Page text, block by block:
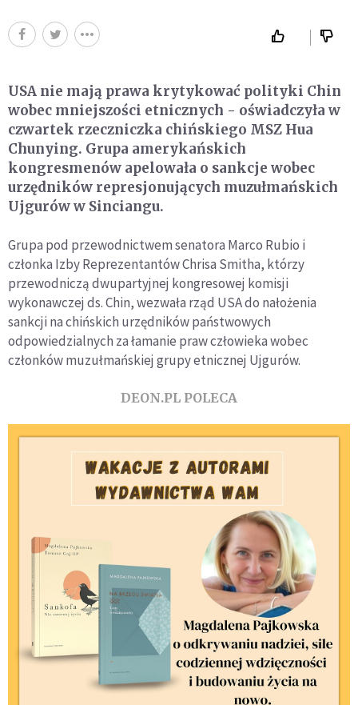
USA nie mają prawa krytykować polityki Chin
wobec mniejszości etnicznych - oświadczyła w
czwartek rzeczniczka chińskiego MSZ Hua
Chunying. Grupa amerykańskich
kongresmenów apelowała o sankcje wobec
urzędników represjonujących muzułmańskich
Ujgurów w Sinciangu.
Grupa pod przewodnictwem senatora Marco Rubio i
członka Izby Reprezentantów Chrisa Smitha, którzy
przewodniczą dwupartyjnej kongresowej komisji
wykonawczej ds. Chin, wezwała rząd USA do nałożenia
sankcji na chińskich urzędników państwowych
odpowiedzialnych za łamanie praw człowieka wobec
członków muzułmańskiej grupy etnicznej Ujgurów.
DEON.PL POLECA